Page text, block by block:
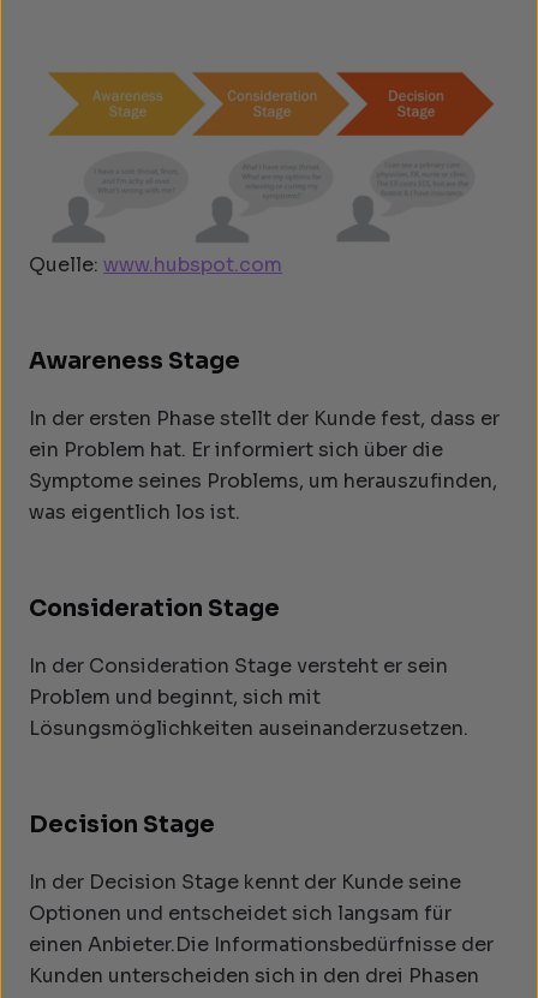
Quelle: www.hubspot.com
Awareness Stage
In der ersten Phase stellt der Kunde fest, dass er
ein Problem hat. Er informiert sich über die
Symptome seines Problems, um herauszufinden,
was eigentlich los ist.
Consideration Stage
In der Consideration Stage versteht er sein
Problem und beginnt, sich mit
Lösungsmöglichkeiten auseinanderzusetzen.
Decision Stage
In der Decision Stage kennt der Kunde seine
Optionen und entscheidet sich langsam für
einen Anbieter.Die Informationsbedürfnisse der
Kunden unterscheiden sich in den drei Phasen